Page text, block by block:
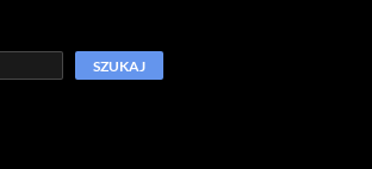
SZUKAJ
channel/